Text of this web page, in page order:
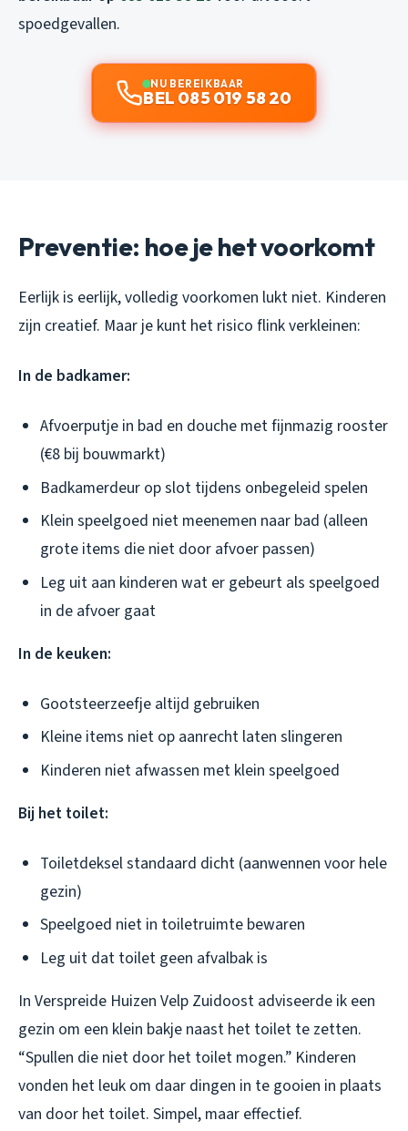
spoedgevallen.
NU BEREIKBAAR
BEL 085 019 58 20
Preventie: hoe je het voorkomt
Eerlijk is eerlijk, volledig voorkomen lukt niet. Kinderen
zijn creatief. Maar je kunt het risico flink verkleinen:
In de badkamer:
Afvoerputje in bad en douche met fijnmazig rooster
(€8 bij bouwmarkt)
Badkamerdeur op slot tijdens onbegeleid spelen
Klein speelgoed niet meenemen naar bad (alleen
grote items die niet door afvoer passen)
Leg uit aan kinderen wat er gebeurt als speelgoed
in de afvoer gaat
In de keuken:
Gootsteerzeefje altijd gebruiken
Kleine items niet op aanrecht laten slingeren
Kinderen niet afwassen met klein speelgoed
Bij het toilet:
Toiletdeksel standaard dicht (aanwennen voor hele
gezin)
Speelgoed niet in toiletruimte bewaren
Leg uit dat toilet geen afvalbak is
In Verspreide Huizen Velp Zuidoost adviseerde ik een
gezin om een klein bakje naast het toilet te zetten.
“Spullen die niet door het toilet mogen.” Kinderen
vonden het leuk om daar dingen in te gooien in plaats
van door het toilet. Simpel, maar effectief.